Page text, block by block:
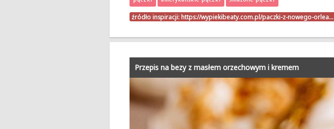
źródło inspiracji: https://wypiekibeaty.com.pl/paczki-z-nowego-orlea…
Przepis na bezy z masłem orzechowym i kremem